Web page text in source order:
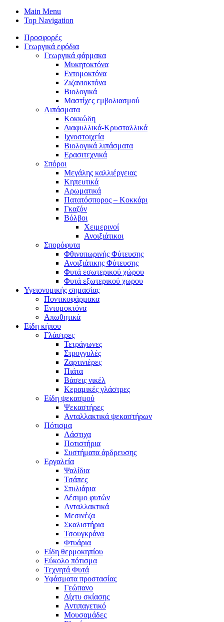
Main Menu
Top Navigation
Προσφορές
Γεωργικά εφόδια
Γεωργικά φάρμακα
Μυκητοκτόνα
Εντομοκτόνα
Ζιζανιοκτόνα
Βιολογικά
Μαστίχες εμβολιασμού
Λιπάσματα
Κοκκώδη
Διαφυλλικά-Κρυσταλλικά
Ιχνοστοιχεία
Βιολογικά λιπάσματα
Ερασιτεχνικά
Σπόροι
Μεγάλης καλλιέργειας
Κηπευτικά
Αρωματικά
Πατατόσπορος – Κοκκάρι
Γκαζόν
Βόλβοι
Χειμερινοί
Ανοιξιάτικοι
Σπορόφυτα
Φθινοπωρινής Φύτευσης
Ανοιξιάτικης Φύτευσης
Φυτά εσωτερικού χώρου
Φυτά εξωτερικού χωρου
Υγειονομικής σημασίας
Ποντικοφάρμακα
Εντομοκτόνα
Απωθητικά
Είδη κήπου
Γλάστρες
Τετράγωνες
Στρογγυλές
Ζαρτινιέρες
Πιάτα
Βάσεις νικέλ
Κεραμικές γλάστρες
Είδη ψεκασμού
Ψεκαστήρες
Ανταλλακτικά ψεκαστήρων
Πότισμα
Λάστιχα
Ποτιστήρια
Συστήματα άρδρευσης
Εργαλεία
Ψαλίδια
Τσάπες
Στυλιάρια
Δέσιμο φυτών
Ανταλλακτικά
Μεσινέζα
Σκαλιστήρια
Τσουγκράνα
Φτυάρια
Είδη θερμοκηπίου
Εύκολο πότισμα
Τεχνητά Φυτά
Υφάσματα προστασίας
Γεώπανο
Δίχτυ σκίασης
Αντιπαγετικό
Μουσαμάδες